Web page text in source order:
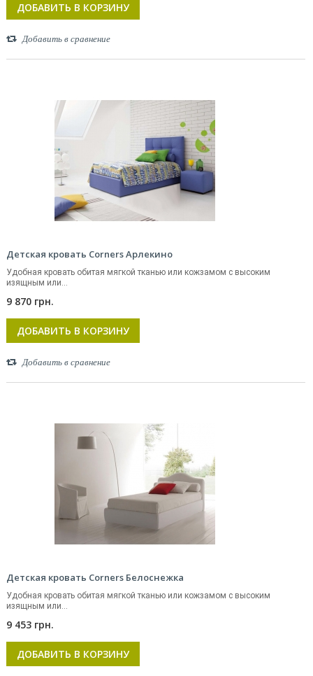
ДОБАВИТЬ В КОРЗИНУ
Добавить в сравнение
Детская кровать Corners Арлекино
Удобная кровать обитая мягкой тканью или кожзамом с высоким
изящным или...
9 870 грн.
ДОБАВИТЬ В КОРЗИНУ
Добавить в сравнение
Детская кровать Corners Белоснежка
Удобная кровать обитая мягкой тканью или кожзамом с высоким
изящным или...
9 453 грн.
ДОБАВИТЬ В КОРЗИНУ